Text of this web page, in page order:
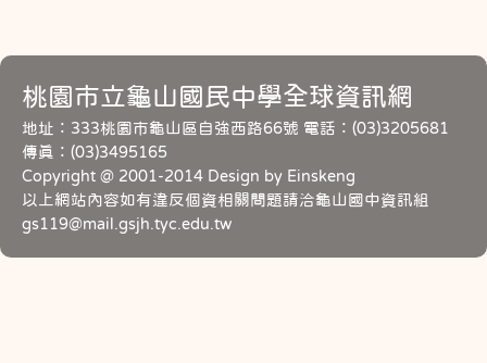
桃園市立龜山國民中學全球資訊網
地址：333桃園市龜山區自強西路66號 電話：(03)3205681
傳真：(03)3495165
Copyright @ 2001-2014 Design by Einskeng
以上網站內容如有違反個資相關問題請洽龜山國中資訊組
gs119@mail.gsjh.tyc.edu.tw